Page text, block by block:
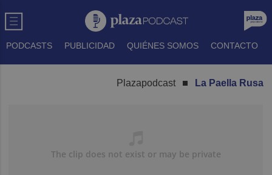
PODCASTS PUBLICIDAD QUIÉNES SOMOS CONTACTO
Plazapodcast La Paella Rusa